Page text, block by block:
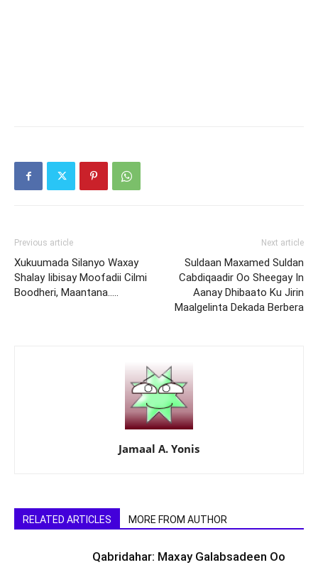
Previous article
Xukuumada Silanyo Waxay
Shalay Iibisay Moofadii Cilmi
Boodheri, Maantana…..
Next article
Suldaan Maxamed Suldan
Cabdiqaadir Oo Sheegay In
Aanay Dhibaato Ku Jirin
Maalgelinta Dekada Berbera
Jamaal A. Yonis
RELATED ARTICLES MORE FROM AUTHOR
Qabridahar: Maxay Galabsadeen Oo